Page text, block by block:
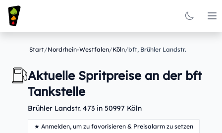
Start/Nordrhein-Westfalen/Köln/bft, Brühler Landstr.
Aktuelle Spritpreise an der bft
Tankstelle
Brühler Landstr. 473 in 50997 Köln
★ Anmelden, um zu favorisieren & Preisalarm zu setzen